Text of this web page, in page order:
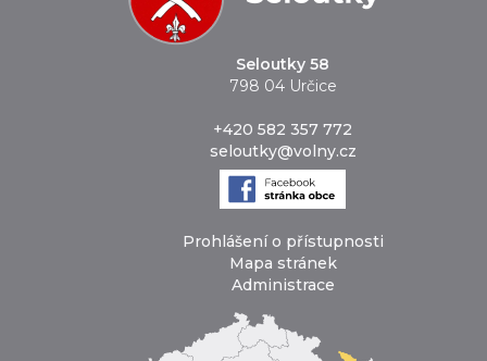
Seloutky 58
798 04 Určice
+420 582 357 772
seloutky@volny.cz
Prohlášení o přístupnosti
Mapa stránek
Administrace